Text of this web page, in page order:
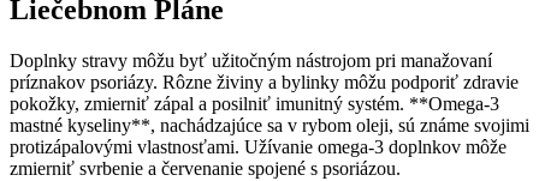
Liečebnom Pláne
Doplnky stravy môžu byť ⁤užitočným nástrojom pri manažovaní​
príznakov psoriázy.⁤ Rôzne‌ živiny⁢ a bylinky môžu podporiť zdravie ​
pokožky, ⁣zmierniť zápal a posilniť imunitný systém. **Omega-3
mastné kyseliny**, nachádzajúce sa v rybom oleji, sú⁤ známe svojimi
protizápalovými vlastnosťami. Užívanie omega-3 doplnkov⁤ môže
zmierniť svrbenie a červenanie spojené s psoriázou.